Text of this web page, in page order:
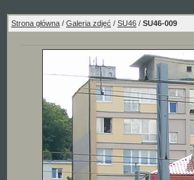
Strona główna / Galeria zdjęć / SU46 / SU46-009